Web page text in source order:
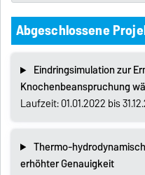
Abgeschlossene
Eindringsimulation zur
Knochenbeanspruchung
Laufzeit: 01.01.2022 bis
Thermo-
erhöhter Genauigkeit